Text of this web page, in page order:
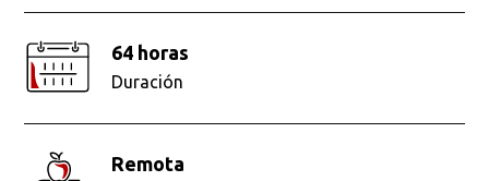
64 horas
Duración
remota